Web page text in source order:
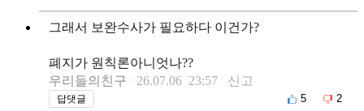
그래서 보완수사가 필요하다 이건가?
폐지가 원칙론아니엇나??
우리들의친구
26.07.06 23:57 신고
답댓글 5 2